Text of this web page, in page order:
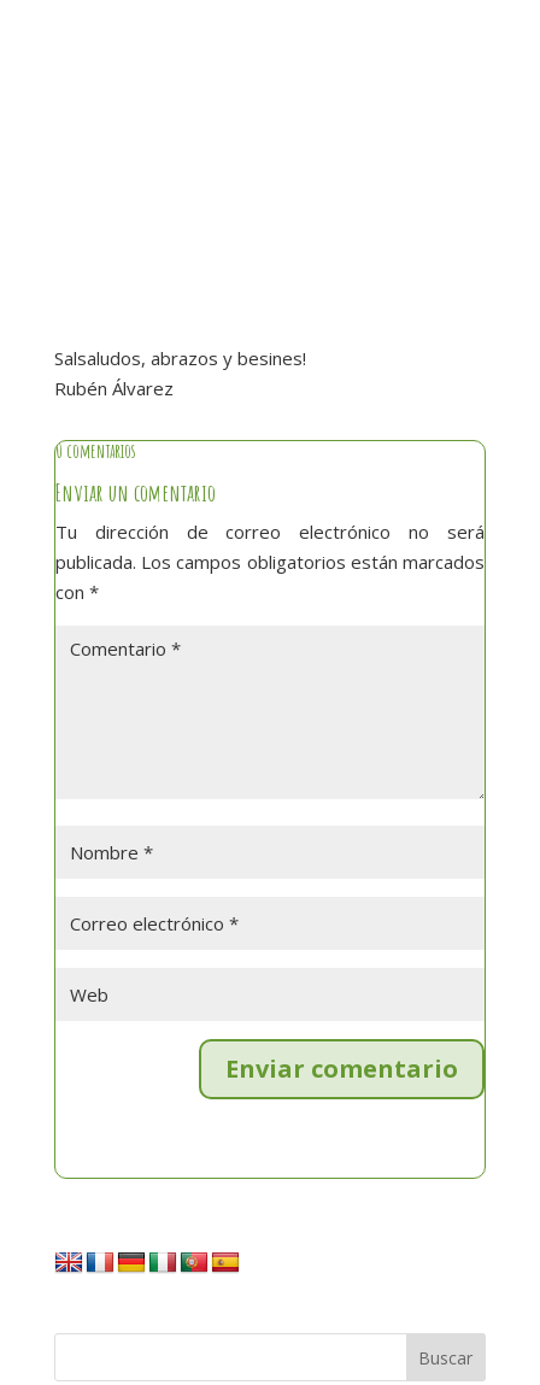
Salsaludos, abrazos y besines!
Rubén Álvarez
0 comentarios
Enviar un comentario
Tu dirección de correo electrónico no será
publicada. Los campos obligatorios están marcados
con *
Enviar comentario